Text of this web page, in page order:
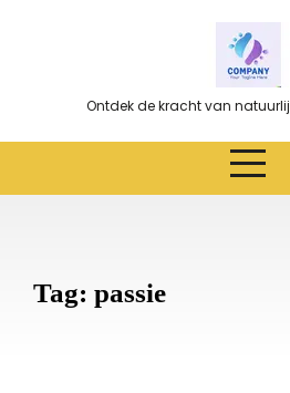
Ontdek de kracht van
Tag: passie